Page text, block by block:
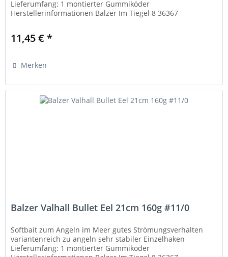
Lieferumfang: 1 montierter Gummiköder
Herstellerinformationen Balzer Im Tiegel 8 36367
11,45 € *
Merken
Balzer Valhall Bullet Eel 21cm 160g #11/0
Softbait zum Angeln im Meer gutes Strömungsverhalten
variantenreich zu angeln sehr stabiler Einzelhaken
Lieferumfang: 1 montierter Gummiköder